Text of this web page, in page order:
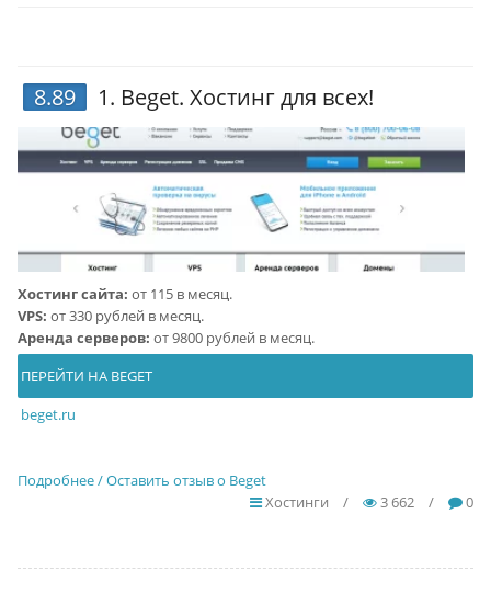
8.89 1. Beget. Хостинг для всех!
Хостинг сайта: от 115 в месяц.
VPS: от 330 рублей в месяц.
Аренда серверов: от 9800 рублей в месяц.
ПЕРЕЙТИ НА BEGET
beget.ru
Подробнее / Оставить отзыв о Beget
Хостинги
/ 3 662 / 0